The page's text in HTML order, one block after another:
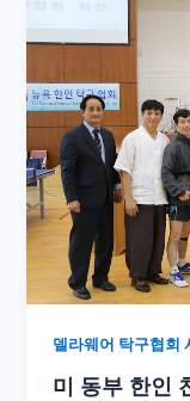
델라웨어 탁구협회
미 동부 한인